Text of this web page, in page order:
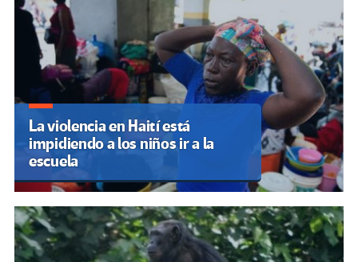
La violencia en Haití está
impidiendo a los niños ir a la
escuela